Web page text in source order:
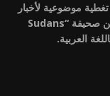
موضوعية لأخبار
السودان وجنوب السودان، وهي النسخة العربية من صحيفة “Sudans